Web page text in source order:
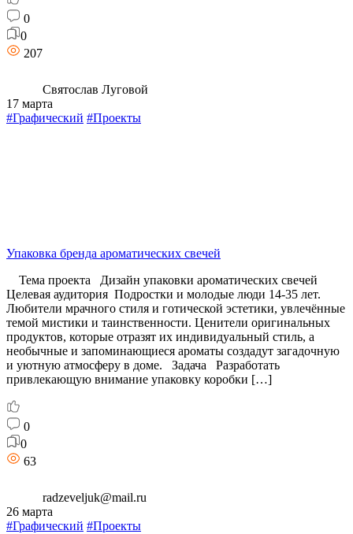
0
0
207
Святослав Луговой
17 марта
#Графический #Проекты
Упаковка бренда ароматических свечей
Тема проекта Дизайн упаковки ароматических свечей
Целевая аудитория Подростки и молодые люди 14-35 лет.
Любители мрачного стиля и готической эстетики, увлечённые
темой мистики и таинственности. Ценители оригинальных
продуктов, которые отразят их индивидуальный стиль, а
необычные и запоминающиеся ароматы создадут загадочную
и уютную атмосферу в доме. Задача Разработать
привлекающую внимание упаковку коробки […]
0
0
63
radzeveljuk@mail.ru
26 марта
#Графический #Проекты